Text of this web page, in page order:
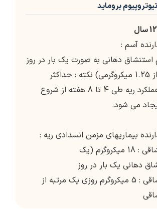
بروماید
آسم :
استنشاق دهانی به صورت یک بار در روز
(2 استنشاق از 1.25 میکروگرمی) نکته : حداکثر
اثربخشی در عملکرد ریه طی 4 تا 8 هفته از شروع
می شود.
بیماریهای مزمن انسدادی ریه :
کپسول استنشاقی : 18 میکروگرم (یک
دهانی یک بار در روز
محلول استنشاقی : 5 میکروگرم روزی یک مرتبه از